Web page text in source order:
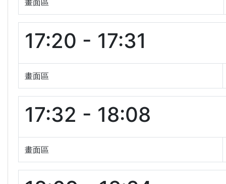
畫面區
17:20 - 17:31
畫面區
17:32 - 18:08
畫面區